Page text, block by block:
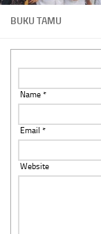
BUKU TAMU
Name *
Email *
Website